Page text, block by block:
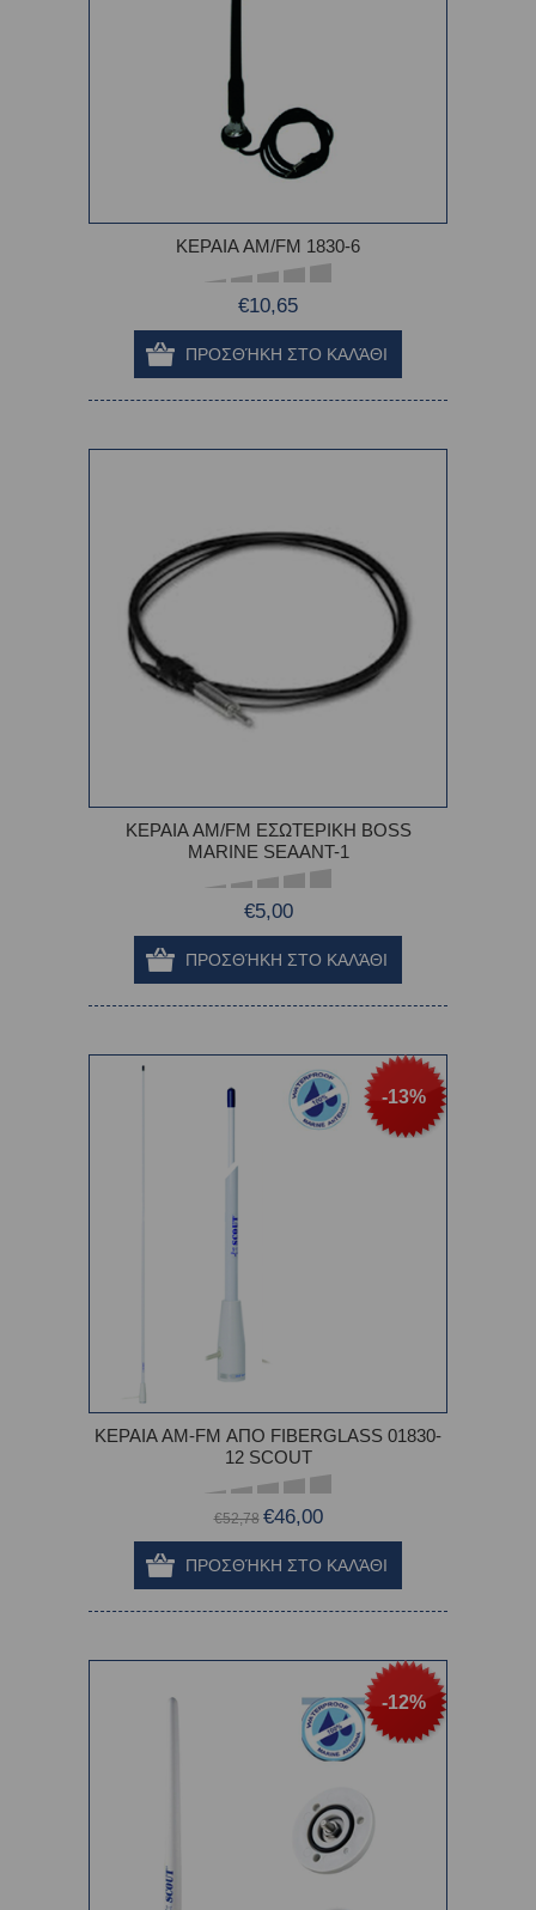
ΚΕΡΑΙΑ AM/FM 1830-6
€10,65
ΚΕΡΑΙΑ AM/FM ΕΣΩΤΕΡΙΚΗ BOSS
MARINE SEAANT-1
€5,00
-13%
ΚΕΡΑΙΑ AM-FM ΑΠΟ FIBERGLASS 01830-
12 SCOUT
€52,78 €46,00
-12%